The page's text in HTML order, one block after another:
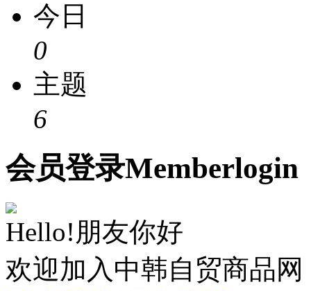
今日
0
主题
6
会员登录Memberlogin
Hello!朋友你好
欢迎加入中韩自贸商品网